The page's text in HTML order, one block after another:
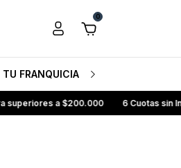
0
TU FRANQUICIA HB
a $200.000 6 Cuotas sin Interés